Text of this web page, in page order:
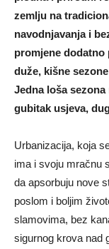
zemlju na
navodnjavanja i
promjene
duže, kišne
Jedna loša
gubitak usjeva,
Urbanizacija, koja
ima i svoju mračnu
da apsorbuju nove
poslom i boljim
slamovima, bez
sigurnog krova nad